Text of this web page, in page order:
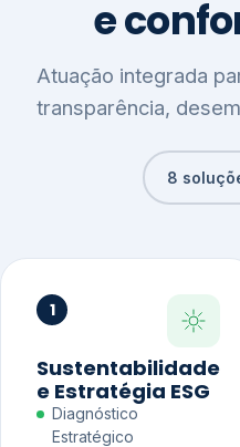
e
Atuação integrada
transparência,
8
1
Sustentabilidade
e Estratégia ESG
Diagnóstico
Estratégico